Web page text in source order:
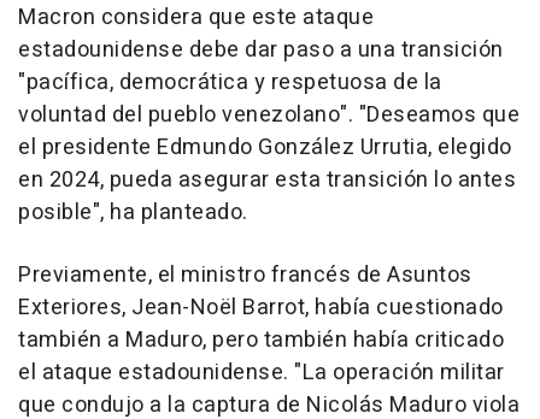
Macron considera que este ataque
estadounidense debe dar paso a una transición
"pacífica, democrática y respetuosa de la
voluntad del pueblo venezolano". "Deseamos que
el presidente Edmundo González Urrutia, elegido
en 2024, pueda asegurar esta transición lo antes
posible", ha planteado.
Previamente, el ministro francés de Asuntos
Exteriores, Jean-Noël Barrot, había cuestionado
también a Maduro, pero también había criticado
el ataque estadounidense. "La operación militar
que condujo a la captura de Nicolás Maduro viola